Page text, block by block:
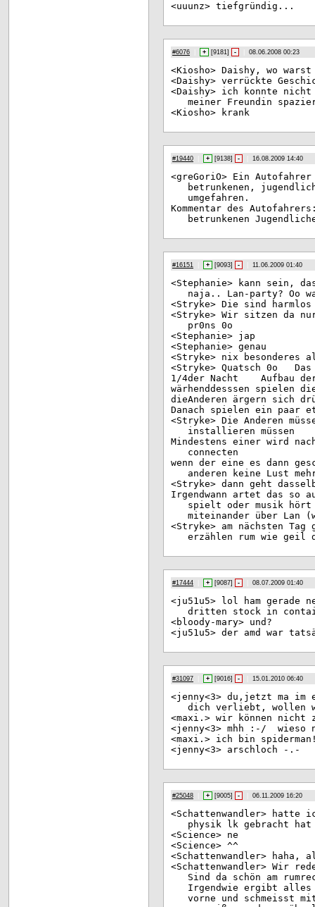
<uuunz> tiefgründig...
#6076 + [9181] - 08.06.2008 00:23
<Kiosho> Daishy, wo warst
<Daishy> verrückte
<Daishy> ich konnte nicht
meiner Freundin
<Kiosho> krank
#19440 + [9138] - 16.08.2009 14:40
<greGoriO> Ein
betrunkenen,
umgefahren.
Kommentar des
betrunkenen
#16151 + [9093] - 11.06.2009 01:40
<Stephanie> kann sein,
naja.. Lan-party? Oo
<St ryke> Die sind harmlos
<St ryke> Wir sitzen da
pr0ns 0o
<Stephanie> jap
<Stephanie> genau
<St ryke> nix besonderes
<St ryke> Quatsch 0o Das
1/4der Nacht Aufbau der
wärhenddesssen spielen
dieAnderen ärgern sich
Danach spielen ein paar
<St ryke> Die Anderen
installieren müssen
Mindestens einer wird
connecten
wenn der eine es dann
anderen keine Lust
<St ryke> dann geht
Irgendwann artet das so
spielt oder musik
miteinander über Lan
<St ryke> am nächsten Tag
erzählen rum wie geil
#17444 + [9087] - 08.07.2009 01:40
<ju51u5> lol ham gerade
dritten stock in
<bloody-mary> und?
<ju51u5> der amd war
#31097 + [9016] - 15.01.2010 06:40
<jenny<3> du,jetzt ma
dich verliebt, wollen
<maxi.> wir können nicht
<jenny<3> mhh :-/ wieso
<maxi.> ich bin
<jenny<3> arschloch -.-
#25048 + [9005] - 06.11.2009 16:20
<Sc hattenwandler> hatte
physik lk gebracht hat
<Science> ne
<Science> ^^
<Sc hattenwandler> haha,
<Sc hattenwandler> Wir
Sind da schön am
Irgendwie ergibt
vorne und schmeisst